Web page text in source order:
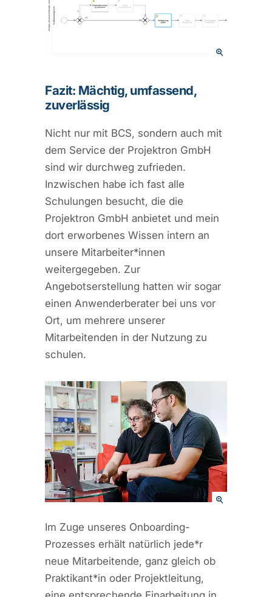
Fazit: Mächtig, umfassend,
zuverlässig
Nicht nur mit BCS, sondern auch mit
dem Service der Projektron GmbH
sind wir durchweg zufrieden.
Inzwischen habe ich fast alle
Schulungen besucht, die die
Projektron GmbH anbietet und mein
dort erworbenes Wissen intern an
unsere Mitarbeiter*innen
weitergegeben. Zur
Angebotserstellung hatten wir sogar
einen Anwenderberater bei uns vor
Ort, um mehrere unserer
Mitarbeitenden in der Nutzung zu
schulen.
Im Zuge unseres Onboarding-
Prozesses erhält natürlich jede*r
neue Mitarbeitende, ganz gleich ob
Praktikant*in oder Projektleitung,